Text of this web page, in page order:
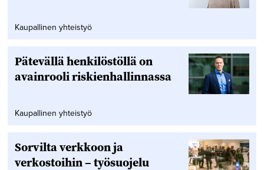
Kaupallinen yhteistyö
Pätevällä henkilöstöllä on
avainrooli riskienhallinnassa
Kaupallinen yhteistyö
Sorvilta verkkoon ja
verkostoihin – työsuojelu